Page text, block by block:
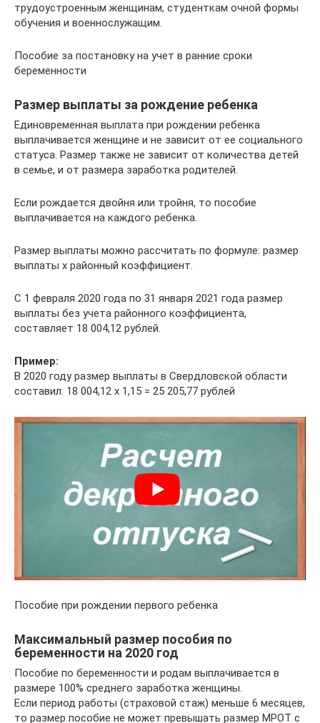
трудоустроенным женщинам, студенткам очной формы
обучения и военнослужащим.
Пособие за постановку на учет в ранние сроки
беременности
Размер выплаты за рождение ребенка
Единовременная выплата при рождении ребенка
выплачивается женщине и не зависит от ее социального
статуса. Размер также не зависит от количества детей
в семье, и от размера заработка родителей.
Если рождается двойня или тройня, то пособие
выплачивается на каждого ребенка.
Размер выплаты можно расcчитать по формуле: размер
выплаты x районный коэффициент.
С 1 февраля 2020 года по 31 января 2021 года размер
выплаты без учета районного коэффициента,
составляет 18 004,12 рублей.
Пример:
В 2020 году размер выплаты в Свердловской области
составил: 18 004,12 x 1,15 = 25 205,77 рублей
Пособие при рождении первого ребенка
Максимальный размер пособия по
беременности на 2020 год
Пособие по беременности и родам выплачивается в
размере 100% среднего заработка женщины.
Если период работы (страховой стаж) меньше 6 месяцев,
то размер пособие не может превышать размер МРОТ с